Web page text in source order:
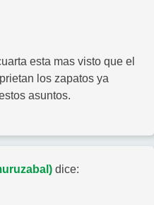
esta mas visto que el
los zapatos ya
asuntos.
dice: